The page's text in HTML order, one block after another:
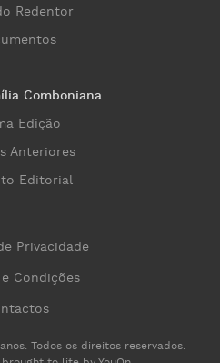
Redentor
Comboniana
Edição
Anteriores
Editorial
Todos os direitos reservados.
Privacidade
Condições